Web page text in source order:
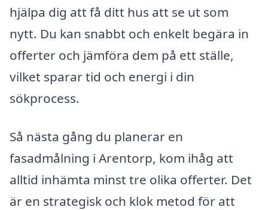
hjälpa dig att få ditt hus att se ut som
nytt. Du kan snabbt och enkelt begära in
offerter och jämföra dem på ett ställe,
vilket sparar tid och energi i din
sökprocess.
Så nästa gång du planerar en
fasadmålning i Arentorp, kom ihåg att
alltid inhämta minst tre olika offerter. Det
är en strategisk och klok metod för att